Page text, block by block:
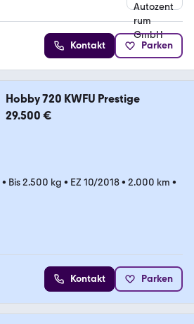
Kontakt Parken
Hobby 720 KWFU Prestige
29.500 €
• Bis 2.500 kg • EZ 10/2018• 2.000 km •
Kontakt Parken